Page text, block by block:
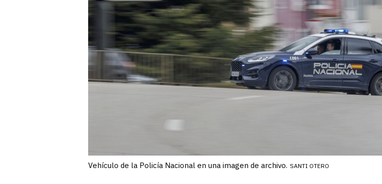
Vehículo de la Policía Nacional en una imagen de archivo. SANTI OTERO